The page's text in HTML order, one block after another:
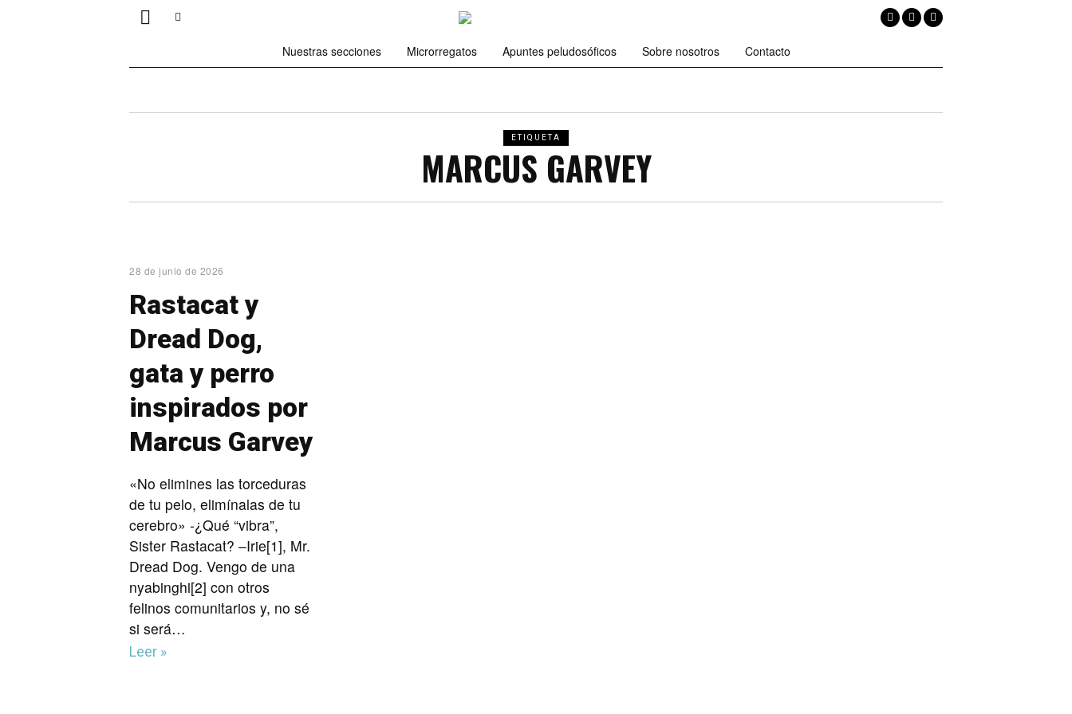
Nuestras secciones Microrregatos Apuntes peludosóficos Sobre nosotros Contacto
ETIQUETA
MARCUS GARVEY
28 de junio de 2026
Rastacat y
Dread Dog,
gata y perro
inspirados por
Marcus Garvey
«No elimines las torceduras
de tu pelo, elimínalas de tu
cerebro» -¿Qué “vibra”,
Sister Rastacat? –Irie[1], Mr.
Dread Dog. Vengo de una
nyabinghi[2] con otros
felinos comunitarios y, no sé
si será…
Leer »